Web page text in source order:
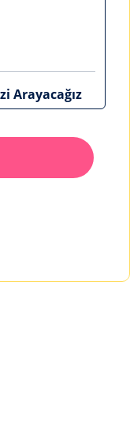
Arayacağız